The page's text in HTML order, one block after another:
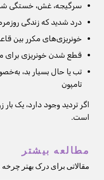
سرگیجه، غش، خستگی
درد شدید که زندگی
خونریزی‌های مکرر بین
قطع شدن خونریزی برای
تب یا حال بسیار بد،
تامپون
اگر تردید وجود دارد، یک بار
است.
مطالعه بیشتر
مقالاتی برای درک بهتر